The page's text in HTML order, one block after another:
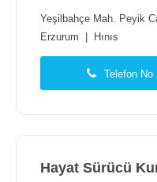
Yeşilbahçe Mah. Peyik
Erzurum
Hınıs
Telefon No
Hayat Sürücü